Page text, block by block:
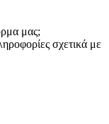
μας;
σχετικά με